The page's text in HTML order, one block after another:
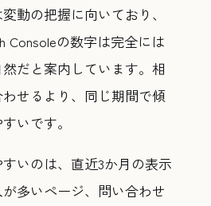
動の把握に向いており、
Consoleの数字は完全には
だと案内しています。相
せるより、同じ期間で傾
いです。
いのは、直近3か月の表示
多いページ、問い合わせ